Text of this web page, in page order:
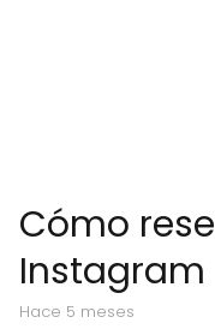
Cómo
Instagram
hace 5 meses